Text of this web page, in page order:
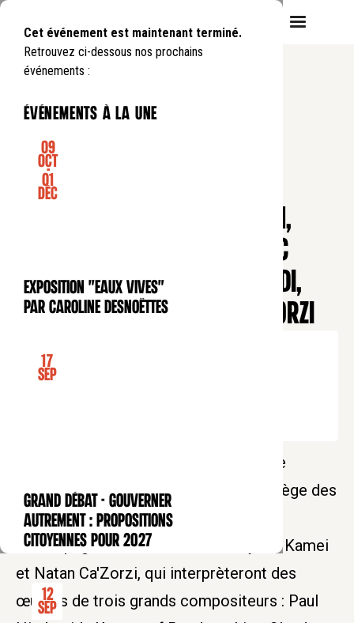
Cet événement est maintenant terminé.
Retrouvez ci-dessous nos prochains
événements :
événements à la une
EXPOSITION
09
Oct
-
01
Déc
Exposition "Eaux Vives"
par Caroline Desnoëttes
CONFÉRENCE
17
Sep
GRAND DÉBAT - Gouverner
autrement : propositions
citoyennes pour 2027
12
Sep
CONCERT
CONCERT DE MIDI : HINDEMITH,
PENDERECKI ET DEBUSSY AVEC
GATIEN LERAY, ALEXANDRA BIDI,
AYANO KAMEI ET NATAN CA'ZORZI
Tarif plein : 12€
Tarif réduit : 6€
En collaboration avec le Conservatoire
National Supérieur de Musique, le Collège des
Bernardins accueille Gatien Leray,
accompagné de Alexandra Bidi, Ayano Kamei
et Natan Ca'Zorzi, qui interprèteront des
œuvres de trois grands compositeurs : Paul